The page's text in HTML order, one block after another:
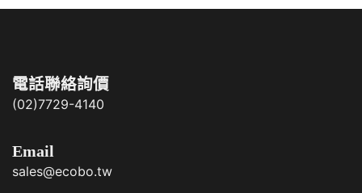
電話聯絡詢價
(02)7729-4140
Email
sales@ecobo.tw